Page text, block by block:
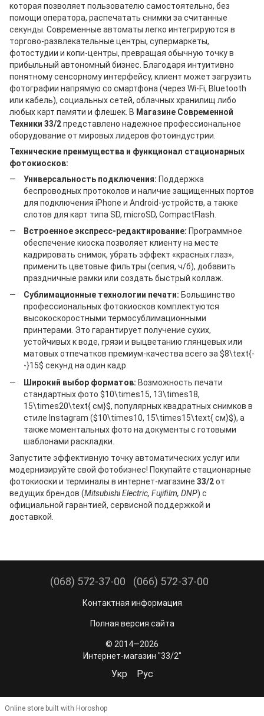
которая позволяет пользователю самостоятельно, без
помощи оператора, распечатать снимки за считанные
секунды. Современные автоматы легко интегрируются в
торгово-развлекательные центры, супермаркеты,
фотостудии и копи-центры, превращая обычную точку в
прибыльный автономный бизнес. Благодаря интуитивно
понятному сенсорному интерфейсу, клиент может загрузить
фотографии напрямую со смартфона (через Wi-Fi, Bluetooth
или кабель), социальных сетей, облачных хранилищ либо
любых карт памяти и флешек. В Магазине Современной
Техники 33/2представлено надежное профессиональное
оборудование от мировых лидеров фотоиндустрии.
Технические преимущества и функционал стационарных
фотокиосков:
Универсальность подключения: Поддержка
беспроводных протоколов и наличие защищенных портов
для подключения iPhone и Android-устройств, а также
слотов для карт типа SD, microSD, CompactFlash.
Встроенное экспресс-редактирование: Программное
обеспечение киоска позволяет клиенту на месте
кадрировать снимок, убрать эффект «красных глаз»,
применить цветовые фильтры (сепия, ч/б), добавить
праздничные рамки или создать быстрый коллаж.
Сублимационные технологии печати: Большинство
профессиональных фотокиосков комплектуются
высокоскоростными термосублимационными
принтерами. Это гарантирует получение сухих,
устойчивых к воде, грязи и выцветанию глянцевых или
матовых отпечатков премиум-качества всего за $8\text{-
-}15$ секунд на один кадр.
Широкий выбор форматов: Возможность печати
стандартных фото $10\times15, 13\times18,
15\times20\text{ см}$, популярных квадратных снимков в
стиле Instagram ($10\times10, 15\times15\text{ см}$), а
также моментальных фото на документы с готовыми
шаблонами раскладки.
Запустите эффективную точку автоматических услуг или
модернизируйте свой фотобизнес! Покупайте стационарные
фотокиоски и терминалы в интернет-магазине 33/2от
ведущих брендов (Mitsubishi Electric, Fujifilm, DNP) с
официальной гарантией, сервисной поддержкой и
доставкой.
(068) 572-37-00 (066) 572-37-00
Контактная информация
Полная версия сайта
© 2014—2026
Интернет-магазин "33/2"
Укр Рус
Online store built with Horoshop